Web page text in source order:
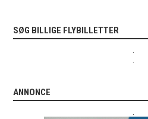
SØG BILLIGE FLYBILLETTER
ANNONCE